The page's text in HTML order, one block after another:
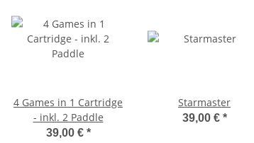
4 Games in 1 Cartridge
- inkl. 2 Paddle
39,00 € *
Starmaster
39,00 € *